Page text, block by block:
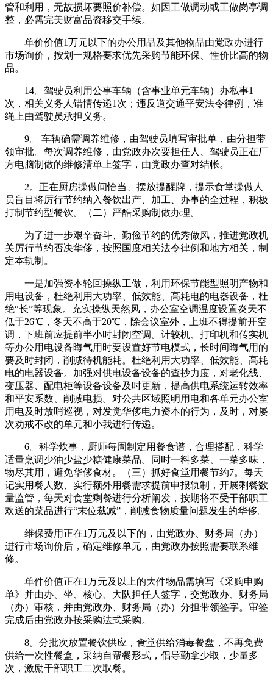
管和利用，无故损坏要照价补偿。如因工做调动或工做岗亭调
整，必需完美财富品资移交手续。
单价价值1万元以下的办公用品及其他物品由党政办进行
市场询价，按划一规格要求优先采购节能环保、性价比高的物
品。
14。驾驶员利用公事车辆（含事业单元车辆）办私事1
次，相关义务人错情传递1次；违反道交通平安法令律例，准
绳上由驾驶员承担义务。
9。 车辆确需调养维修，由驾驶员填写审批单，由分担带
领审批。每次调养维修，由党政办次要担任人、驾驶员正在厂
方电脑制做的维修清单上签字，由党政办查对结帐。
2。正在厨房操做间恰当、摆放提醒牌，提示食堂操做人
员盲目将厉行节约纳入餐饮出产、加工、办事的全过程，积极
打制节约型餐饮。（二）严酷采购制做办理。
为了进一步艰辛奋斗、勤俭节约的优秀做风，推进党政机
关厉行节约否决华侈，按照国度相关法令律例和地方相关，制
定本轨制。
一是加强资本轮回操纵工做，利用环保节能型照明产物和
用电设备，杜绝利用大功率、低效能、高耗电的电器设备，杜
绝“长”等现象。充实操纵天然风，办公室空调温度设置炎天不
低于26℃，冬天不高于20℃，除会议室外，上班不得提前开空
调，下班前应提前半小时封闭空调。计较机、打印机和传实机
等办公用电设备晦气用时要设置好节电模式，长时间晦气用的
要及时封闭，削减待机能耗。杜绝利用大功率、低效能、高耗
电的电器设备。加强对供电设备设备的查抄力度，对老化线、
变压器、配电柜等设备设备及时更新，提高供电系统运转效率
和平安系数、削减电损。对公共区域照明用电和各单元办公室
用电及时放哨巡视，对发觉华侈电力资本的行为，及时，对屡
次劝戒不改的单元和小我进行传递。
6。科学炊事，厨师每周制定用餐食谱，合理搭配，科学
适量烹调少油少盐少糖健康菜品。同时一料多菜、一菜多味，
物尽其用，避免华侈食材。（三）抓好食堂用餐节约7。每天
记实用餐人数、实行额外用餐需求提前申报轨制，开展剩餐数
量监管，每天对食堂剩餐进行分析阐发，按期将不受干部职工
欢送的菜品进行“末位裁减”，削减食物质量问题发生的华侈。
维保费用正在1万元及以下的，由党政办、财务局（办）
进行市场询价后，确定维修单元，由党政办按照需要联系维
修。
单件价值正在1万元及以上的大件物品需填写《采购申购
单》并由办、坐、核心、大队担任人签字，交党政办、财务局
（办）审核，并由党政办、财务局（办）分担带领签字。审签
完成后由党政办按采购法式采购。
8。分批次放置餐饮供应，食堂供给消毒餐盘，不再免费
供给一次性餐盒，采纳自帮餐形式，倡导勤拿少取，少量多
次，激励干部职工二次取餐。